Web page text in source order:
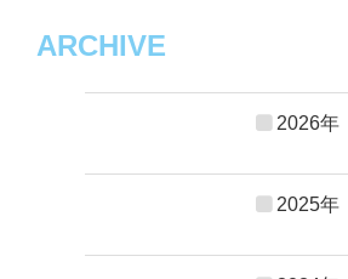
ARCHIVE
2026年
2025年